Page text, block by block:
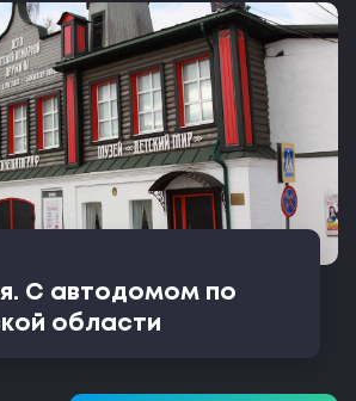
С автодомом по
области